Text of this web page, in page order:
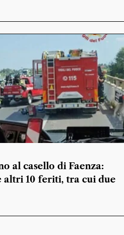
al casello di Faenza:
altri 10 feriti, tra cui due